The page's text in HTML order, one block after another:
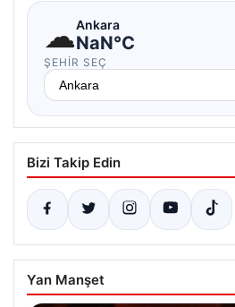
☁Ankara
NaN°C
ŞEHIR SEÇ
Bizi Takip Edin
Yan Manşet